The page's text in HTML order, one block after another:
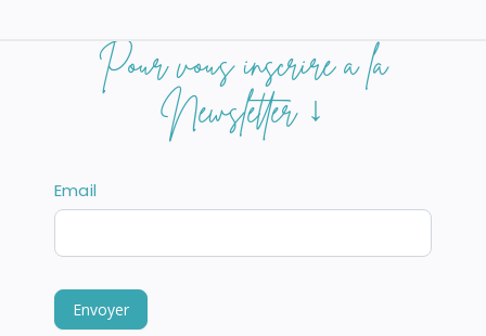
POSEZ
QUESTION
Pour vous inscrire à la
Newsletter ↓
Email
Envoyer
remplissez
champ.